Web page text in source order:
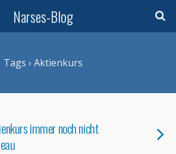
Narses-Blog
Tags › Aktienkurs
immer noch nicht